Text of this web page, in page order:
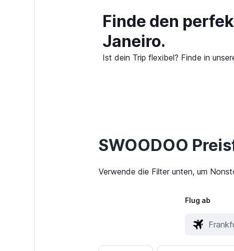
Finde den
Janeiro.
Ist dein Trip flexibel? Finde in
SWOODOO
Verwende die Filter unten, um
Flug ab